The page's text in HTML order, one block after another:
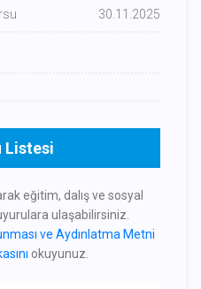
30.11.2025
Listesi
eğitim, dalış ve sosyal
ulaşabilirsiniz.
ve Aydınlatma Metni
okuyunuz.